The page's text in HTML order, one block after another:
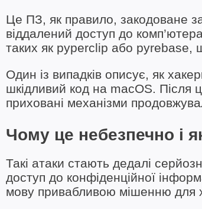
Це ПЗ, як правило, закодоване
віддалений доступ до
таких як pyperclip або pyrebase,
Один із випадків описує, як
шкідливий код на macOS. Після
приховані механізми
Чому це небезпечно і
Такі атаки стають дедалі
доступ до конфіденційної
мову привабливою мішенню для